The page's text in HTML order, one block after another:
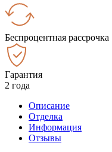
Беспроцентная рассрочка
Гарантия
2 года
Описание
Отделка
Информация
Отзывы